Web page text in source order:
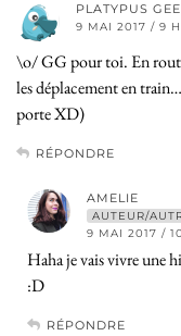
PLATYPUS
9 MAI 2017 / 9
\o/ GG pour toi. En
les déplacement en
porte XD)
RÉPONDRE
AMELIE
AUTEUR/
9 MAI 2017 /
Haha je vais vivre une
:D
RÉPONDRE